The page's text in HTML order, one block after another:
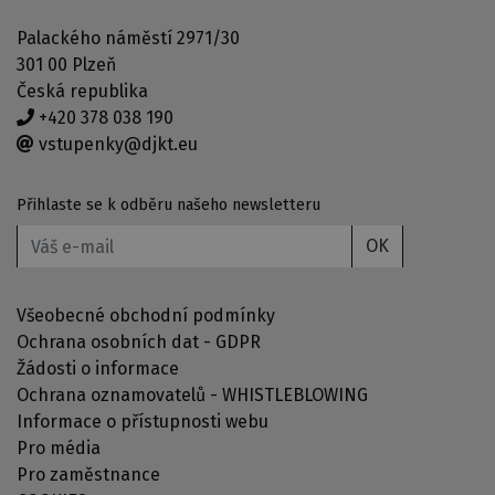
Palackého náměstí 2971/30
301 00 Plzeň
Česká republika
+420 378 038 190
vstupenky@djkt.eu
Přihlaste se k odběru našeho newsletteru
OK
Všeobecné obchodní podmínky
Ochrana osobních dat - GDPR
Žádosti o informace
Ochrana oznamovatelů - WHISTLEBLOWING
Informace o přístupnosti webu
Pro média
Pro zaměstnance